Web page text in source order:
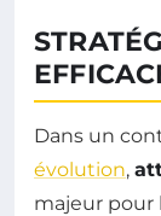
Dans un
évolution,
majeur pour